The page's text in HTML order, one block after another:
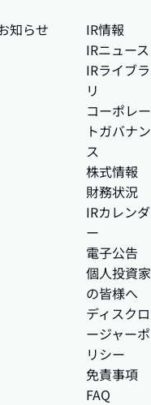
知らせ
IR情報
IRニュース
IRライブラ
リ
コーポレー
トガバナン
ス
株式情報
財務状況
IRカレンダ
ー
電子公告
個人投資家
の皆様へ
ディスクロ
ージャーポ
リシー
免責事項
FAQ